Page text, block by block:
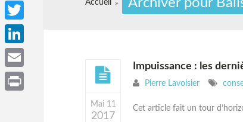
Accueil Archiver pour
Mai 11
2017
Impuissance : les
Pierre Lavoisier
Cet article fait un tour
Twitter
LinkedIn
Email